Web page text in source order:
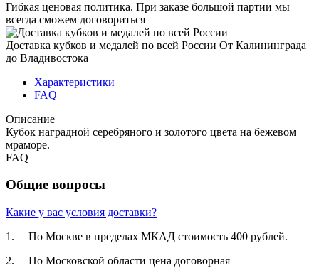
Гибкая ценовая политика. При заказе большой партии мы
всегда сможем договориться
Доставка кубков и медалей по всей России От Калининграда
до Владивостока
Характеристики
FAQ
Описание
Кубок наградной серебряного и золотого цвета на бежевом
мраморе.
FAQ
Общие вопросы
Какие у вас условия доставки?
1. По Москве в пределах МКАД стоимость 400 рублей.
2. По Московской­ области цена договорная­